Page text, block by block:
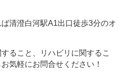
清澄白河駅A1出口徒歩3分のオ
ること、リハビリに関するこ
気軽にお問合せください！